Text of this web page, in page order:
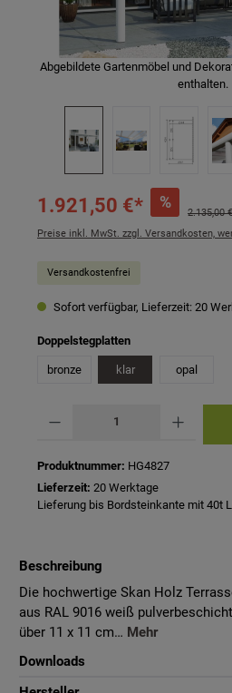
Abgebildete Gartenmöbel und
enthalten.
1.921,50 €* %
2.135,00
Preise inkl. MwSt. zzgl. Versandkosten,
Versandkostenfrei
Sofort verfügbar, Lieferzeit: 20
Doppelstegplattenauswählen
bronze klar opal
Produktnummer: HG4827
Lieferzeit: 20 Werktage
Lieferung bis Bordsteinkante mit 40t
Beschreibung
Die hochwertige Skan Holz
aus RAL 9016 weiß
über 11 x 11 cm… Mehr
Downloads